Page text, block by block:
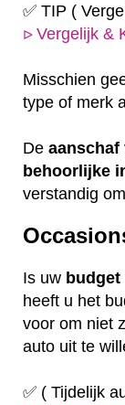
✅ TIP (
ᐅ Vergelijk &
Misschien
type of merk
De aanschaf
behoorlijke
verstandig
Is uw budget
heeft u het
voor om niet
auto uit te
✅ ( Tijdelijk